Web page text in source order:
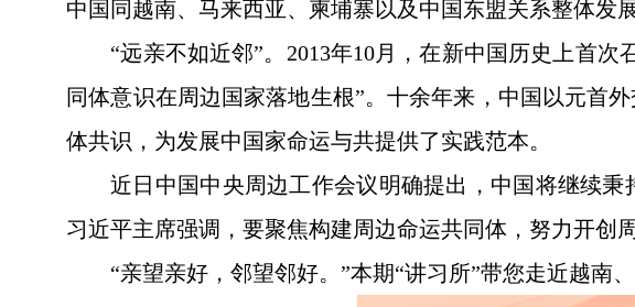
中国同越南、马来西亚、柬埔寨以及中国东盟关系整体发
“远亲不如近邻”。2013年10月，在新中国历史上首
同体意识在周边国家落地生根”。十余年来，中国以元首
体共识，为发展中国家命运与共提供了实践范本。
近日中国中央周边工作会议明确提出，中国将继续
习近平主席强调，要聚焦构建周边命运共同体，努力开创
“亲望亲好，邻望邻好。”本期“讲习所”带您走近越南